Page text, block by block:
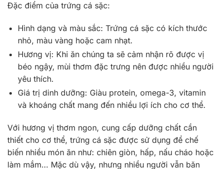
Đặc điểm của trứng cá sặc:
Hình dạng và màu sắc: Trứng cá sặc có kích thước
nhỏ, màu vàng hoặc cam nhạt.
Hương vị: Khi ăn chúng ta sẽ cảm nhận rõ được vị
béo ngậy, mùi thơm đặc trưng nên được nhiều người
yêu thích.
Giá trị dinh dưỡng: Giàu protein, omega-3, vitamin
và khoáng chất mang đến nhiều lợi ích cho cơ thể.
Với hương vị thơm ngon, cung cấp dưỡng chất cần
thiết cho cơ thể, trứng cá sặc được sử dụng để chế
biến nhiều món ăn như: chiên giòn, hấp, nấu cháo hoặc
làm mắm… Mặc dù vậy, nhưng nhiều người vẫn băn